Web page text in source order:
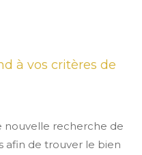
à vos critères de
nouvelle recherche de
afin de trouver le bien